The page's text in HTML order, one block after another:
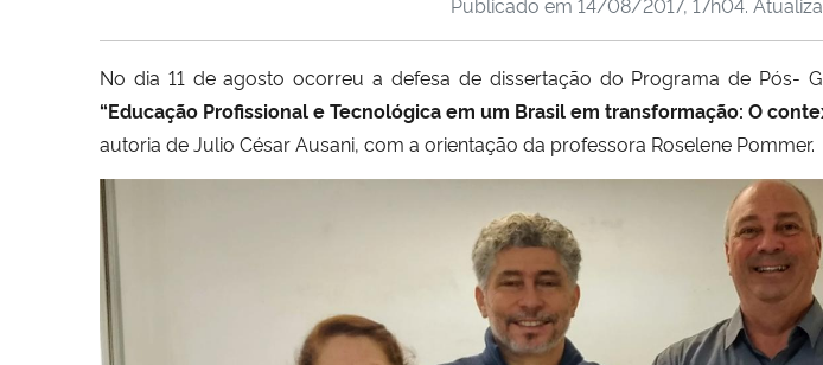
No dia 11 de agosto ocorreu a defesa de dissertação do Programa de Pós-
“Educação Profissional e Tecnológica em um Brasil em transformação: O
autoria de Julio César Ausani, com a orientação da professora Roselene Pommer.